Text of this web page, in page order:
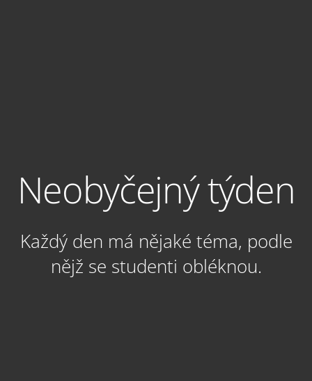
Neobyčejný týden
Každý den má nějaké téma, podle
nějž se studenti obléknou.